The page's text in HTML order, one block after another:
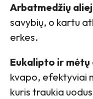
Arbatmedžių
savybių, o kartu
erkes.
Eukalipto ir mėtų
kvapo, efektyviai
kuris traukia